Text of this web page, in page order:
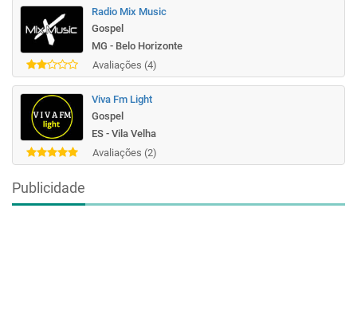
Radio Mix Music
Gospel
MG - Belo Horizonte
Avaliações (4)
Viva Fm Light
Gospel
ES - Vila Velha
Avaliações (2)
Publicidade